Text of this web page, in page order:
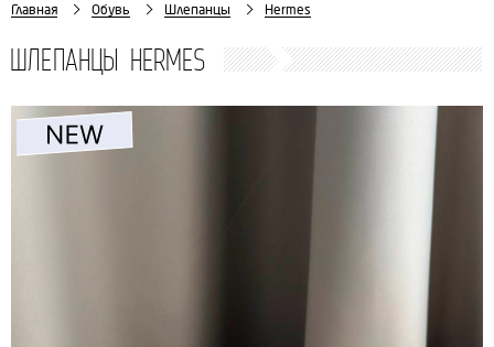
Главная Обувь Шлепанцы Hermes
ШЛЕПАНЦЫ HERMES